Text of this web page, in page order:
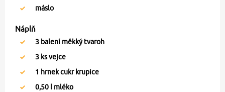
máslo
Náplň
3 balení měkký tvaroh
3 ks vejce
1 hrnek cukr krupice
0,50 l mléko